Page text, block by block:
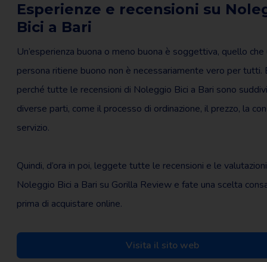
Esperienze e recensioni su
Bici a Bari
Un’esperienza buona o meno buona è soggettiva, quello che
persona ritiene buono non è necessariamente vero per tutti.
perché tutte le recensioni di Noleggio Bici a Bari sono
diverse parti, come il processo di ordinazione, il prezzo, la
servizio.
Quindi, d’ora in poi, leggete tutte le recensioni e le
Noleggio Bici a Bari su Gorilla Review e fate una scelta
prima di acquistare online.
Visita il sito web